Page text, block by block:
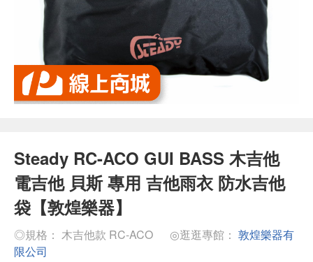
Steady RC-ACO GUI BASS 木吉他
電吉他 貝斯 專用 吉他雨衣 防水吉他
袋【敦煌樂器】
◎規格： 木吉他款 RC-ACO ◎逛逛專館： 敦煌樂器有
限公司